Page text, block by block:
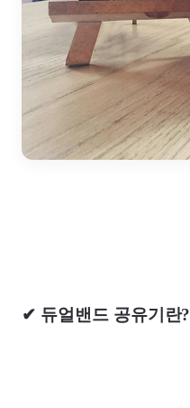
✔ 듀얼밴드 공유기란?